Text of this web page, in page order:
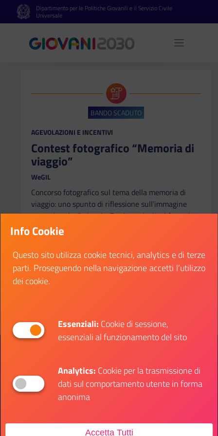
Vai al contenuto principale
Vai al footerDipartimento per le Politiche Giovanili e il Servizio Civile
Universale
Apri
BANDO SCADUTO
CATEGORIA:
AGEVOLAZIONI E INCENTIVI
Contest fotografico “Memoria di
viaggio”
WeGIL
Concorso fotografico sul tema della memoria di
viaggio: uno spunto di riflessione sull’immagine
come ricordo di viaggio. Per i tre vincitori è prevista
la stampa dell’opera, montaggio ed esposizione dal
14.4.2022 all’8.5.2022 nella mostra "Alberto di
Lenardo".
Data fine:
04 aprile 2022
Contatti
Info Cookie
Questo sito utilizza cookie tecnici, analytics e di terze
parti. Proseguendo nella navigazione accetti l’utilizzo
dei cookie.
Essenziali: Cookie di sessione,
essenziali al funzionamento del sito
Analytics: Cookie per la trasmissione di
dati sul comportamento utente in forma
anonima
Accetta Tutti